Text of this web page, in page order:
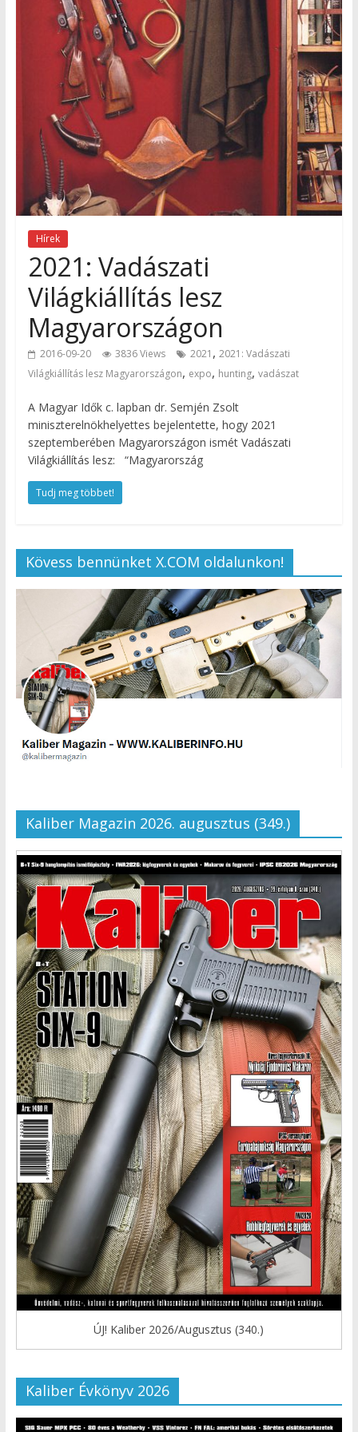
Hírek
2021: Vadászati
Világkiállítás lesz
Magyarországon
2016-09-20 3836 Views 2021 , 2021: Vadászati
Világkiállítás lesz Magyarországon, expo, hunting, vadászat
A Magyar Idők c. lapban dr. Semjén Zsolt
miniszterelnökhelyettes bejelentette, hogy 2021
szeptemberében Magyarországon ismét Vadászati
Világkiállítás lesz: “Magyarország
Tudj meg többet!
Kövess bennünket X.COM oldalunkon!
Kaliber Magazin 2026. augusztus (349.)
ÚJ! Kaliber 2026/Augusztus (340.)
Kaliber Évkönyv 2026